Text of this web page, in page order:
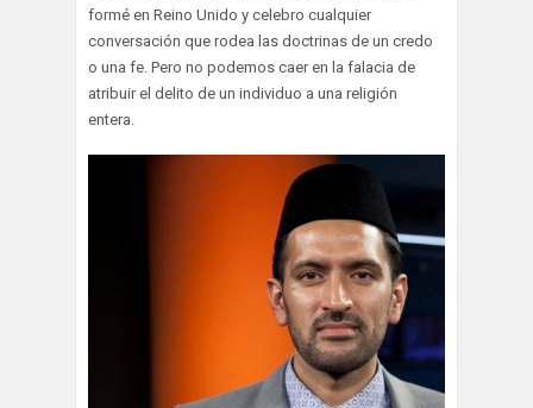
formé en Reino Unido y celebro cualquier
conversación que rodea las doctrinas de un credo
o una fe. Pero no podemos caer en la falacia de
atribuir el delito de un individuo a una religión
entera.